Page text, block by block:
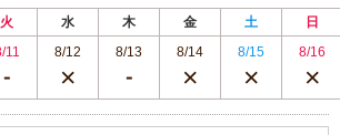
火 水 木 金 土
日
11 8/12 8/13 8/14 8/15 8/16